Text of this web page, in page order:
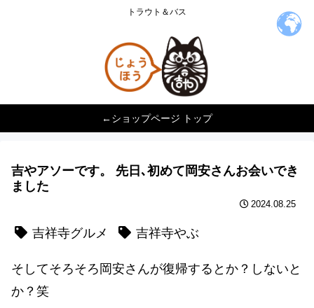
トラウト＆バス
←ショップページ トップ
吉やアソーです。 先日､初めて岡安さんお会いでき
ました
2024.08.25
吉祥寺グルメ 吉祥寺やぶ
そしてそろそろ岡安さんが復帰するとか？しないと
か？笑